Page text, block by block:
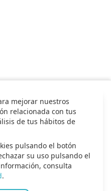
mejorar nuestros
relacionada con tus
de tus hábitos de
pulsando el botón
su uso pulsando el
consulta
.